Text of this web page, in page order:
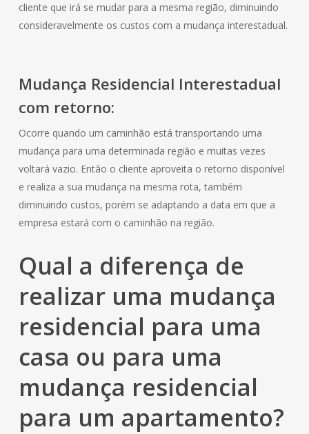
cliente que irá se mudar para a mesma região, diminuindo
consideravelmente os custos com a mudança interestadual.
Mudança Residencial Interestadual
com retorno:
Ocorre quando um caminhão está transportando uma
mudança para uma determinada região e muitas vezes
voltará vazio. Então o cliente aproveita o retorno disponível
e realiza a sua mudança na mesma rota, também
diminuindo custos, porém se adaptando a data em que a
empresa estará com o caminhão na região.
Qual a diferença de
realizar uma mudança
residencial para uma
casa ou para uma
mudança residencial
para um apartamento?